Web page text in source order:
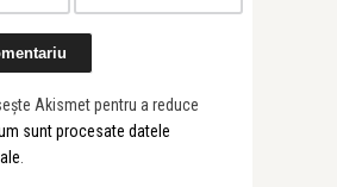
Akismet pentru a reduce
sunt procesate datele